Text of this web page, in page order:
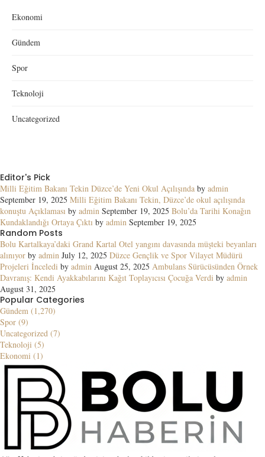
Ekonomi
Gündem
Spor
Teknoloji
Uncategorized
Editor's Pick
Milli Eğitim Bakanı Tekin Düzce’de Yeni Okul Açılışında by admin
September 19, 2025 Milli Eğitim Bakanı Tekin, Düzce’de okul açılışında
konuştu Açıklaması by admin September 19, 2025 Bolu’da Tarihi Konağın
Kundaklandığı Ortaya Çıktı by admin September 19, 2025
Random Posts
Bolu Kartalkaya’daki Grand Kartal Otel yangını davasında müşteki beyanları
alınıyor by admin July 12, 2025 Düzce Gençlik ve Spor Vilayet Müdürü
Projeleri İnceledi by admin August 25, 2025 Ambulans Sürücüsünden Örnek
Davranış: Kendi Ayakkabılarını Kağıt Toplayıcısı Çocuğa Verdi by admin
August 31, 2025
Popular Categories
Gündem (1,270)
Spor (9)
Uncategorized (7)
Teknoloji (5)
Ekonomi (1)